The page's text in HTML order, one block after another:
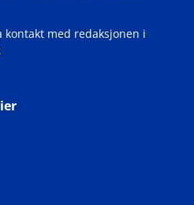
med redaksjonen i